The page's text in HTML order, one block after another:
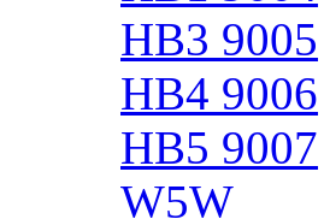
HB3 9005
HB4 9006
HB5 9007
W5W